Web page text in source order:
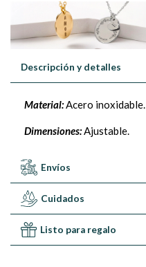
Descripción y detalles
Material:Acero inoxidable.
Dimensiones:Ajustable.
Envíos
Cuidados
Listo para regalo